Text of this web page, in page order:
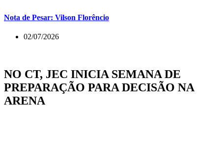
Nota de Pesar: Vilson Florêncio
02/07/2026
NO CT, JEC INICIA SEMANA DE
PREPARAÇÃO PARA DECISÃO NA
ARENA